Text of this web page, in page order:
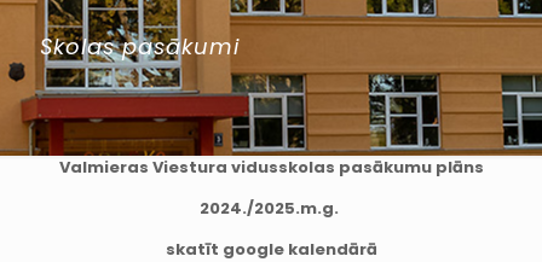
Skolas pasākumi
Valmieras Viestura vidusskolas pasākumu plāns
2024./2025.m.g.
skatīt google kalendārā